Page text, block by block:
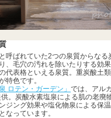
呼ばれていた2つの泉質からなる
、毛穴の汚れを除いたりする効果
代表格といえる泉質。重炭酸土
特色です。
ロテン・ガーデン」 では、アル
。炭酸水素塩泉による肌の老廃
ジング効果や塩化物泉による保
なっています。